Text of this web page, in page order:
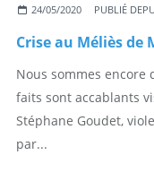
MONTREUIL
24/05/2020 PUBLIÉ
Nous sommes encore
faits sont accablants
Stéphane Goudet,
par...